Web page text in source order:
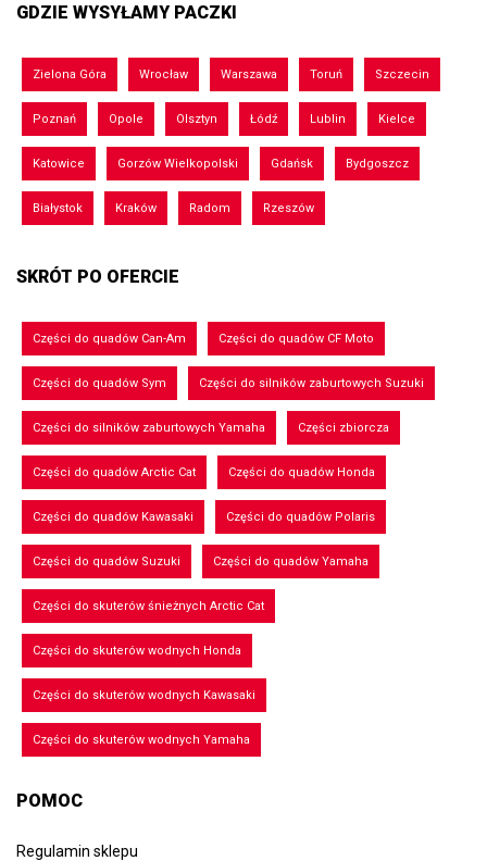
GDZIE WYSYŁAMY PACZKI
Zielona Góra Wrocław Warszawa Toruń Szczecin
Poznań Opole Olsztyn Łódź Lublin Kielce
Katowice Gorzów Wielkopolski Gdańsk Bydgoszcz
Białystok Kraków Radom Rzeszów
SKRÓT PO OFERCIE
Części do quadów Can-Am Części do quadów CF Moto
Części do quadów Sym Części do silników zaburtowych Suzuki
Części do silników zaburtowych Yamaha Części zbiorcza
Części do quadów Arctic Cat Części do quadów Honda
Części do quadów Kawasaki Części do quadów Polaris
Części do quadów Suzuki Części do quadów Yamaha
Części do skuterów śnieżnych Arctic Cat
Części do skuterów wodnych Honda
Części do skuterów wodnych Kawasaki
Części do skuterów wodnych Yamaha
POMOC
Regulamin sklepu